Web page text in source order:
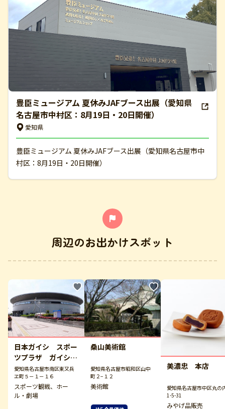
豊臣ミュージアム 夏休みJAFブース出展（愛知県
名古屋市中村区：8月19日・20日開催）
愛知県
豊臣ミュージアム 夏休みJAFブース出展（愛知県名古屋市中
村区：8月19日・20日開催）
周辺のお出かけスポット
日本ガイシ スポー
ツプラザ ガイシホ
ール
愛知県名古屋市南区東又兵
ヱ町５－１－１６
スポーツ観戦、ホー
ル・劇場
桑山美術館
愛知県名古屋市昭和区山中
町２−１２
美術館
美濃忠 本店
愛知県名古屋市中区丸の
1-5-31
みやげ品販売